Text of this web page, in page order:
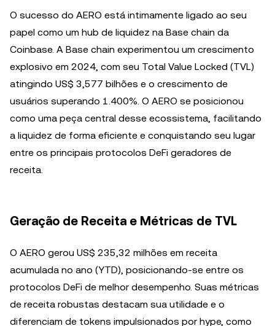
O sucesso do AERO está intimamente ligado ao seu
papel como um hub de liquidez na Base chain da
Coinbase. A Base chain experimentou um crescimento
explosivo em 2024, com seu Total Value Locked (TVL)
atingindo US$ 3,577 bilhões e o crescimento de
usuários superando 1.400%. O AERO se posicionou
como uma peça central desse ecossistema, facilitando
a liquidez de forma eficiente e conquistando seu lugar
entre os principais protocolos DeFi geradores de
receita.
Geração de Receita e Métricas de TVL
O AERO gerou US$ 235,32 milhões em receita
acumulada no ano (YTD), posicionando-se entre os
protocolos DeFi de melhor desempenho. Suas métricas
de receita robustas destacam sua utilidade e o
diferenciam de tokens impulsionados por hype, como